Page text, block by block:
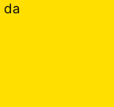
da